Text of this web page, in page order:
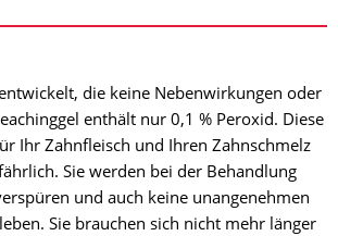
die keine Nebenwirkungen oder
enthält nur 0,1 % Peroxid. Diese
Ihr Zahnfleisch und Ihren Zahnschmelz
Sie werden bei der Behandlung
und auch keine unangenehmen
Sie brauchen sich nicht mehr länger